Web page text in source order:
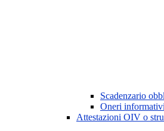
Scadenzario
Oneri
Attestazioni OIV o